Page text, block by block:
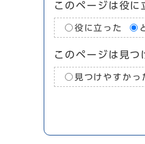
このページは役に
役に立った
このページは見つ
見つけやすかっ